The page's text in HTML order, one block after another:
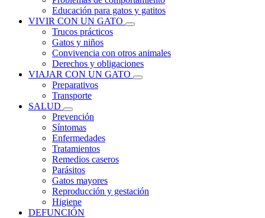
Educación para gatos y gatitos
VIVIR CON UN GATO
Trucos prácticos
Gatos y niños
Convivencia con otros animales
Derechos y obligaciones
VIAJAR CON UN GATO
Preparativos
Transporte
SALUD
Prevención
Síntomas
Enfermedades
Tratamientos
Remedios caseros
Parásitos
Gatos mayores
Reproducción y gestación
Higiene
DEFUNCIÓN